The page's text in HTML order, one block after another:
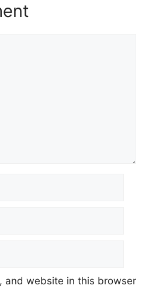
and website in this browser